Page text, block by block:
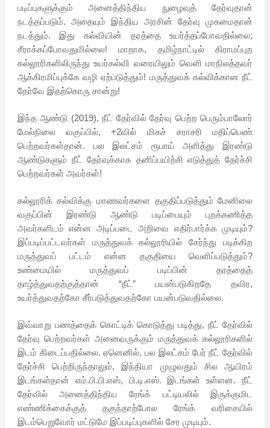
படிப்புகளுக்கும் அனைத்திந்திய நுழைவுத் தேர்வுதான்
நடத்தப்படும். அதையும் இந்திய அரசின் தேர்வு முகமைதான்
நடத்தும். இது கல்வியின் தரத்தை உயர்த்தப்போவதில்லை;
சீராக்கப்போவதுமில்லை! மாறாக, தமிழ்நாட்டில் கிராமப்புற
கல்லூரிகளிலிருந்து உயர்கல்வி வரையிலும் வெளி மாநிலத்தவர்
ஆக்கிரமிப்புக்கே வழி ஏற்படுத்தும்! மருத்துவக் கல்விக்கான நீட்
தேர்வே இதற்கொரு சான்று!
இந்த ஆண்டு (2019), நீட் தேர்வில் தேர்வு பெற்ற பெரும்பாலோர்
மேல்நிலை வகுப்பில், +2வில் மிகச் சராசரி மதிப்பெண்
பெற்றவர்கள்தான். பல இலட்சம் ரூபாய் அளித்து இரண்டு
ஆண்டுகளும் நீட் தேர்வுக்காக தனிப்பயிற்சி எடுத்துத் தேர்ச்சி
பெற்றவர்கள் அவர்கள்!
கல்லூரிக் கல்விக்கு மாணவர்களை தகுதிப்படுத்தும் மேனிலை
வகுப்பின் இரண்டு ஆண்டு படிப்பையும் புறக்கணித்த
அவர்களிடம் என்ன அடிப்படை அறிவை எதிர்பார்க்க முடியும்?
இப்படிப்பட்டவர்கள் மருத்துவக் கல்லூரியில் சேர்ந்து படிக்கிற
மருத்துவப் பட்டம் என்ன தகுதியை வெளிப்படுத்தும்?
உண்மையில் மருத்துவப் படிப்பின் தரத்தைத்
தாழ்த்துவதற்குத்தான் “நீட்” பயன்படுகிறதே தவிர,
உயர்த்துவதற்கோ சீர்படுத்துவதற்கோ பயன்படுவதில்லை.
இவ்வாறு பணத்தைக் கொட்டிக் கொடுத்து படித்து, நீட் தேர்வில்
தேர்வு பெற்றவர்கள் அனைவருக்கும் மருத்துவக் கல்லூரிகளில்
இடம் கிடைப்பதில்லை. ஏனெனில், பல இலட்சம் பேர் நீட் தேர்வில்
தேர்ச்சி பெற்றிருந்தாலும், இந்தியா முழுவதும் சில ஆயிரம்
இடங்கள்தான் எம்.பி.பி.எஸ், பி.டி.எஸ். இடங்கள் உள்ளன. நீட்
தேர்வில் அனைத்திந்திய ரேங்க் பட்டியலில் இருக்குமிட
எண்ணிக்கைக்குத் தகுந்தாற்போல ரேங்க் வரிசையில்
இடம்பெறுவோர் மட்டுமே இப்படிப்புகளில் சேர முடியும்.